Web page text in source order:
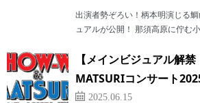
出演者勢ぞろい！柄本明演じる
ュアルが公開！ 那須高原に佇む
【メインビジュアル解
MATSURIコンサート
2025.06.15